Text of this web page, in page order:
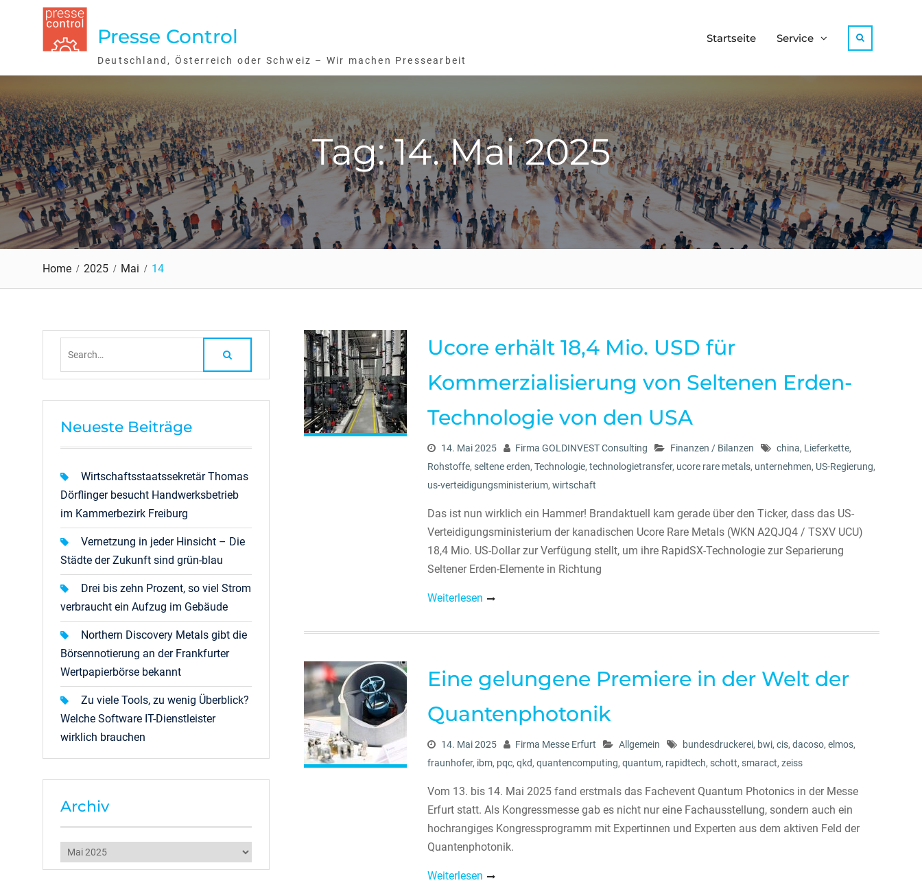
Presse Control
Deutschland, Österreich oder Schweiz – Wir machen Pressearbeit
Startseite Service
Tag: 14. Mai 2025
Home 2025 Mai 14
Ucore erhält 18,4 Mio. USD für
Kommerzialisierung von Seltenen Erden-
Technologie von den USA
14. Mai 2025 Firma GOLDINVEST Consulting Finanzen / Bilanzen china, Lieferkette,
Rohstoffe, seltene erden, Technologie, technologietransfer, ucore rare metals, unternehmen, US-Regierung,
us-verteidigungsministerium, wirtschaft
Das ist nun wirklich ein Hammer! Brandaktuell kam gerade über den Ticker, dass das US-
Verteidigungsministerium der kanadischen Ucore Rare Metals (WKN A2QJQ4 / TSXV UCU)
18,4 Mio. US-Dollar zur Verfügung stellt, um ihre RapidSX-Technologie zur Separierung
Seltener Erden-Elemente in Richtung
Weiterlesen
Eine gelungene Premiere in der Welt der
Quantenphotonik
14. Mai 2025 Firma Messe Erfurt Allgemein bundesdruckerei, bwi, cis, dacoso, elmos,
fraunhofer, ibm, pqc, qkd, quantencomputing, quantum, rapidtech, schott, smaract, zeiss
Vom 13. bis 14. Mai 2025 fand erstmals das Fachevent Quantum Photonics in der Messe
Erfurt statt. Als Kongressmesse gab es nicht nur eine Fachausstellung, sondern auch ein
hochrangiges Kongressprogramm mit Expertinnen und Experten aus dem aktiven Feld der
Quantenphotonik.
Weiterlesen
Neueste Beiträge
Wirtschaftsstaatssekretär Thomas
Dörflinger besucht Handwerksbetrieb
im Kammerbezirk Freiburg
Vernetzung in jeder Hinsicht – Die
Städte der Zukunft sind grün-blau
Drei bis zehn Prozent, so viel Strom
verbraucht ein Aufzug im Gebäude
Northern Discovery Metals gibt die
Börsennotierung an der Frankfurter
Wertpapierbörse bekannt
Zu viele Tools, zu wenig Überblick?
Welche Software IT-Dienstleister
wirklich brauchen
Archiv
Archiv